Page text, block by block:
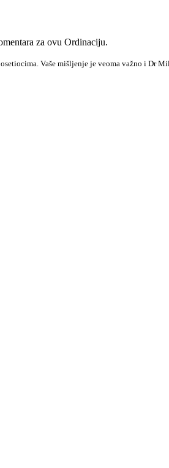
za ovu Ordinaciju.
Vaše mišljenje je veoma važno i Dr